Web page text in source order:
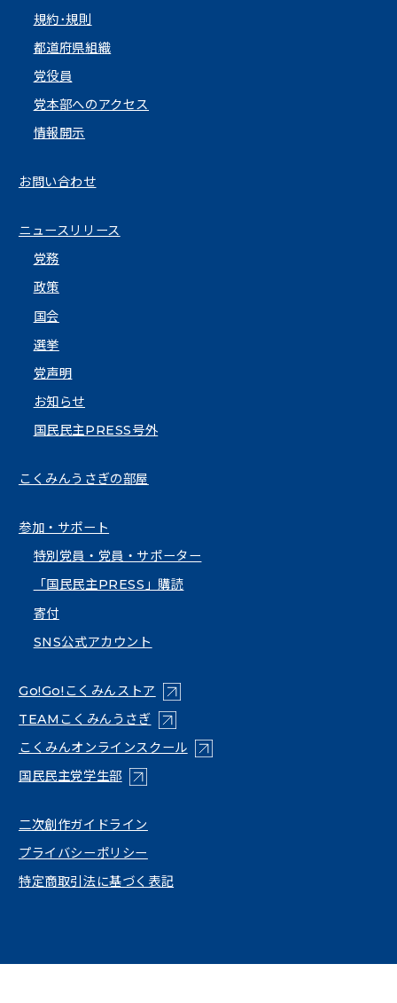
規約･規則
都道府県組織
党役員
党本部へのアクセス
情報開示
お問い合わせ
ニュースリリース
党務
政策
国会
選挙
党声明
お知らせ
国民民主PRESS号外
こくみんうさぎの部屋
参加・サポート
特別党員・党員・サポーター
「国民民主PRESS」購読
寄付
SNS公式アカウント
Go!Go!こくみんストア （新しいタブで開く）
TEAMこくみんうさぎ（新しいタブで開く）
こくみんオンラインスクール（新しいタブで開く）
国民民主党学生部（新しいタブで開く）
二次創作ガイドライン
プライバシーポリシー
特定商取引法に基づく表記